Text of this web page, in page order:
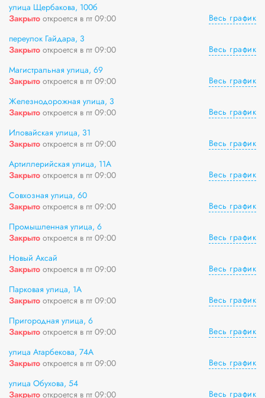
улица Щербакова, 100б
Закрыто откроется в пт 09:00
Весь график
переулок Гайдара, 3
Закрыто откроется в пт 09:00
Весь график
Магистральная улица, 69
Закрыто откроется в пт 09:00
Весь график
Железнодорожная улица, 3
Закрыто откроется в пт 09:00
Весь график
Иловайская улица, 31
Закрыто откроется в пт 09:00
Весь график
Артиллерийская улица, 11А
Закрыто откроется в пт 09:00
Весь график
Совхозная улица, 60
Закрыто откроется в пт 09:00
Весь график
Промышленная улица, 6
Закрыто откроется в пт 09:00
Весь график
Новый Аксай
Закрыто откроется в пт 09:00
Весь график
Парковая улица, 1А
Закрыто откроется в пт 09:00
Весь график
Пригородная улица, 6
Закрыто откроется в пт 09:00
Весь график
улица Атарбекова, 74А
Закрыто откроется в пт 09:00
Весь график
улица Обухова, 54
Закрыто откроется в пт 09:00 Весь график